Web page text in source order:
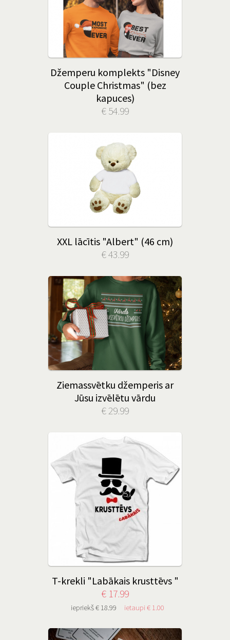
Džemperu komplekts "Disney
Couple Christmas" (bez
kapuces)
€ 54.99
XXL lācītis "Albert" (46 cm)
€ 43.99
Ziemassvētku džemperis ar
Jūsu izvēlētu vārdu
€ 29.99
T-krekli "Labākais krusttēvs "
€ 17.99
iepriekš € 18.99 ietaupi € 1.00